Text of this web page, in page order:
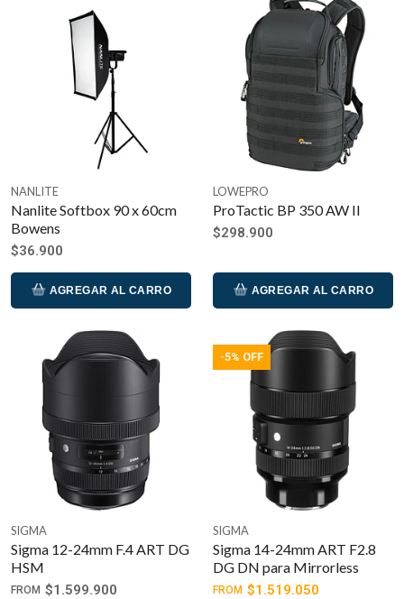
NANLITE
Nanlite Softbox 90 x 60cm
Bowens
$36.900
AGREGAR AL CARRO
LOWEPRO
ProTactic BP 350 AW II
$298.900
AGREGAR AL CARRO
SIGMA
Sigma 12-24mm F.4 ART DG
HSM
FROM $1.599.900
-5% OFF
SIGMA
Sigma 14-24mm ART F2.8
DG DN para Mirrorless
FROM $1.519.050